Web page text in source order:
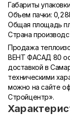
Габариты
Объем пачки:
Общая площадь
Страна
Продажа
ВЕНТ ФАСАД 80
доставкой в
техническими
можно на сайте
Стройцентр».